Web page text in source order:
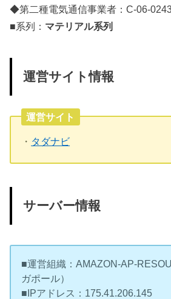
◆第二種電気通信事業者：C-06-
■系列： マテリアル系列
運営サイト情報
運営サイト
・ タダナビ
サーバー情報
■運営組織：AMAZON-AP-
ガポール）
■IPアドレス：175.41.206.145